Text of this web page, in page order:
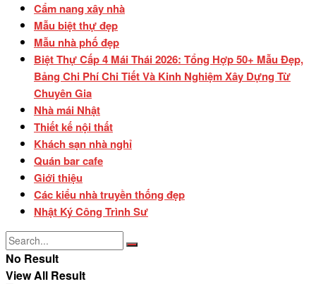
Cẩm nang xây nhà
Mẫu biệt thự đẹp
Mẫu nhà phố đẹp
Biệt Thự Cấp 4 Mái Thái 2026: Tổng Hợp 50+ Mẫu Đẹp,
Bảng Chi Phí Chi Tiết Và Kinh Nghiệm Xây Dựng Từ
Chuyên Gia
Nhà mái Nhật
Thiết kế nội thất
Khách sạn nhà nghỉ
Quán bar cafe
Giới thiệu
Các kiểu nhà truyền thống đẹp
Nhật Ký Công Trình Sư
No Result
View All Result